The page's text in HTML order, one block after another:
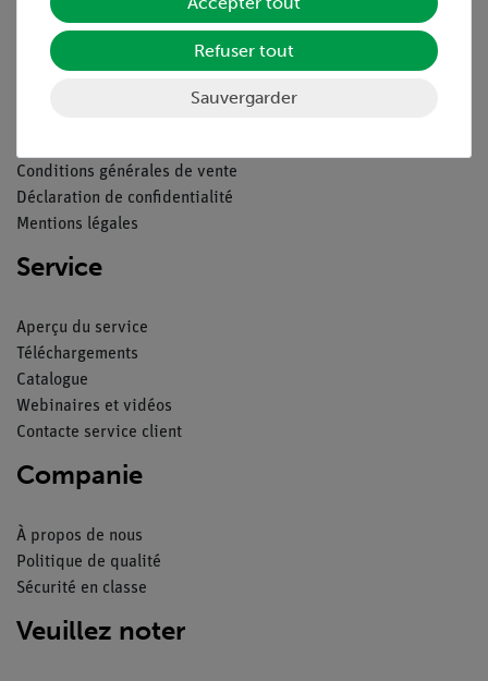
Nach oben
Conditions générales de vente
Déclaration de confidentialité
Mentions légales
Service
Aperçu du service
Téléchargements
Catalogue
Webinaires et vidéos
Contacte service client
Companie
À propos de nous
Politique de qualité
Sécurité en classe
Veuillez noter
Refuser tout
Sauvergarder